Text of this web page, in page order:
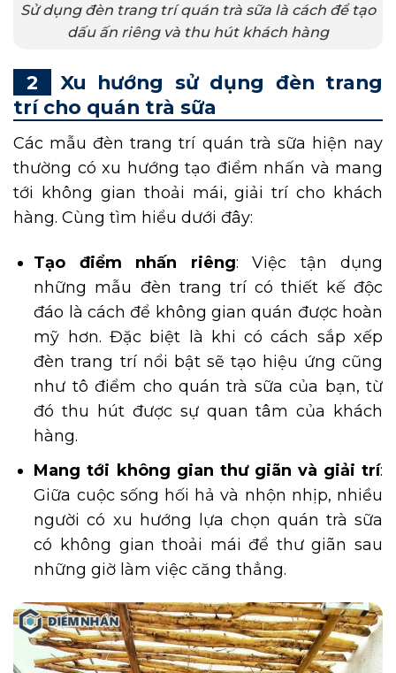
Sử dụng đèn trang trí quán trà sữa là cách để tạo
dấu ấn riêng và thu hút khách hàng
Xu hướng sử dụng đèn trang
trí cho quán trà sữa
Các mẫu đèn trang trí quán trà sữa hiện nay
thường có xu hướng tạo điểm nhấn và mang
tới không gian thoải mái, giải trí cho khách
hàng. Cùng tìm hiểu dưới đây:
Tạo điểm nhấn riêng: Việc tận dụng
những mẫu đèn trang trí có thiết kế độc
đáo là cách để không gian quán được hoàn
mỹ hơn. Đặc biệt là khi có cách sắp xếp
đèn trang trí nổi bật sẽ tạo hiệu ứng cũng
như tô điểm cho quán trà sữa của bạn, từ
đó thu hút được sự quan tâm của khách
hàng.
Mang tới không gian thư giãn và giải trí:
Giữa cuộc sống hối hả và nhộn nhịp, nhiều
người có xu hướng lựa chọn quán trà sữa
có không gian thoải mái để thư giãn sau
những giờ làm việc căng thẳng.